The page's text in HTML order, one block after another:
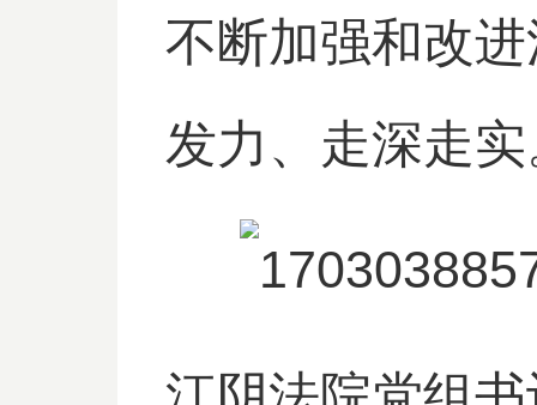
不断加强和改
发力、走深走